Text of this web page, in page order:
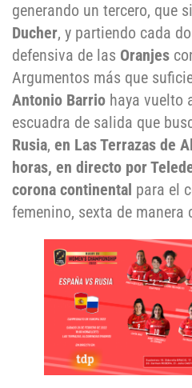
generando un tercero, que
Ducher, y partiendo cada
defensiva de las Oranjes
Argumentos más que
Antonio Barrio haya vuelto
escuadra de salida que
Rusia, en Las Terrazas de
horas, en directo por
corona continental para el
femenino, sexta de manera